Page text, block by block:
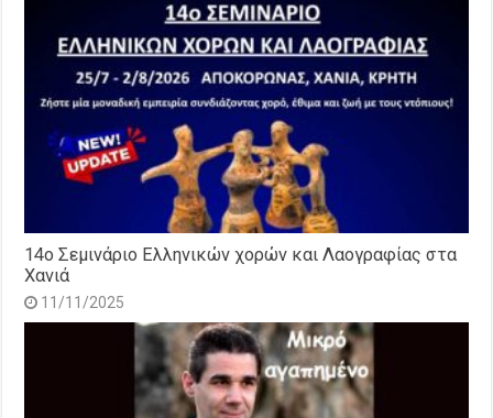
14o Σεμινάριο Ελληνικών χορών και Λαογραφίας στα
Χανιά
11/11/2025